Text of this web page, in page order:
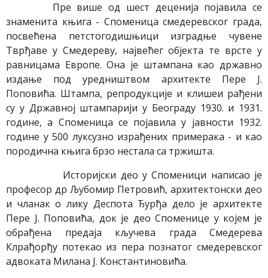
Пре више од шест деценија појавила се
знаменита књига - Споменица смедеревског града,
посвећена петстогодишњици изградње чувене
Тврђаве у Смедереву, највећег објекта те врсте у
равницама Европе. Она је штампана као државно
издање под уредништвом архитекте Пере Ј.
Поповића. Штампа, репродукције и клишеи рађени
су у Државној штампарији у Београду 1930. и 1931.
године, а Споменица се појавила у јавности 1932.
године у 500 луксузно израђених примерака - и као
породична књига брзо нестала са тржишта.
Историјски део у Споменици написао је
професор др Љубомир Петровић, архитектонски део
и чланак о лику Деспота Ђурђа дело је архитекте
Пере Ј. Поповића, док је део Споменице у којем је
обрађена предаја кључева града Смедерева
Клрађорђу потекао из пера познатог смедеревског
адвоката Милана Ј. Константиновића.